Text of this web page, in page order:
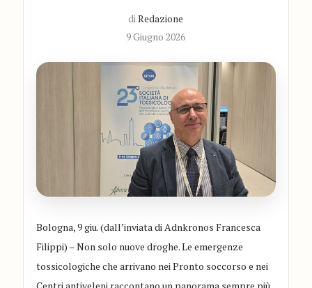
diRedazione
9 Giugno 2026
Bologna, 9 giu. (dall’inviata di Adnkronos Francesca
Filippi) – Non solo nuove droghe. Le emergenze
tossicologiche che arrivano nei Pronto soccorso e nei